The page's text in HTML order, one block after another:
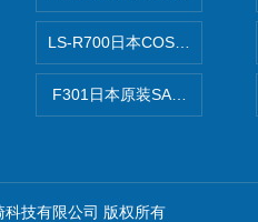
LS-R700日本COSMO科斯莫
F301日本原装SANAI三爱旋
技有限公司 版权所有